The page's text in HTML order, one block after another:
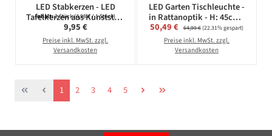
LED Stabkerzen - LED
Tafelkerzen aus Kunststoff
- H: 25,5cm - Timer - für
Innen/Außen - weiß
Inhalt:2 Stück(4,98 € / 1 Stück)
Regulärer Preis:
9,95 €
Preise inkl. MwSt. zzgl.
Versandkosten
LED Garten Tischleuchte -
in Rattanoptik - H: 45cm -
dimmbar - aufladbar - mit
Fernbedienung - braun
Verkaufspreis:
50,49 € Regulärer Preis:
64,99 €(22.31% gespart)
Preise inkl. MwSt. zzgl.
Versandkosten
Seite
1 Seite
2 Seite
3 Seite
4 Seite
5